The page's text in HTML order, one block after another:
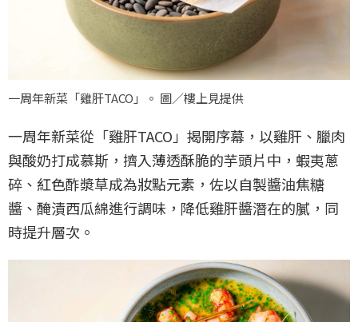
一周年新菜「雞肝TACO」。 圖／樓上見提供
一周年新菜從「雞肝TACO」揭開序幕，以雞肝、臘肉
與酸奶打成慕斯，擠入薄透酥脆的芋頭片中，蝦夷蔥
碎、紅色酢漿草成為妝點元素，佐以自製醬油焦糖
醬、醃漬西瓜綿進行調味，降低雞肝醬潛在的膩，同
時提升層次。